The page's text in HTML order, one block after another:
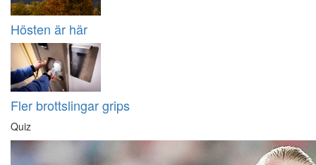
Hösten är här
Fler brottslingar grips
Quiz